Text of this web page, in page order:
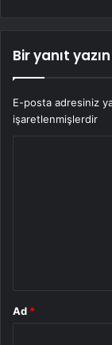
Bir yanıt yazın
E-posta adresiniz
işaretlenmişlerdir
Ad *